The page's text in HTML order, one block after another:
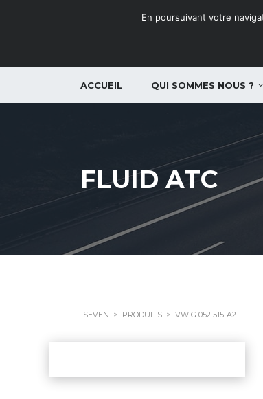
ACCUEIL QUI SOMMES NOUS ?
FLUID ATC
SEVEN > PRODUITS > VW G 052 515-A2
En poursuivant votre